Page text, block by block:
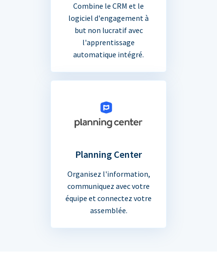
Combine le CRM et le
logiciel d'engagement à
but non lucratif avec
l'apprentissage
automatique intégré.
Planning Center
Organisez l'information,
communiquez avec votre
équipe et connectez votre
assemblée.